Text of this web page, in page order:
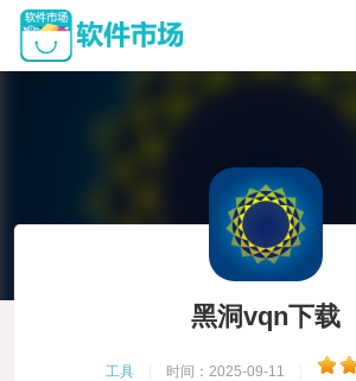
黑洞vqn下载
工具 时间：2025-09-11